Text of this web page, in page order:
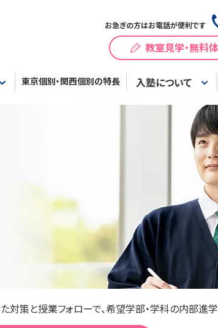
お急ぎの方はお電話が便利です
教室見学・無料
東京個別・関西個別の特長 入塾について
策と授業フォローで、希望学部・学科の内部進